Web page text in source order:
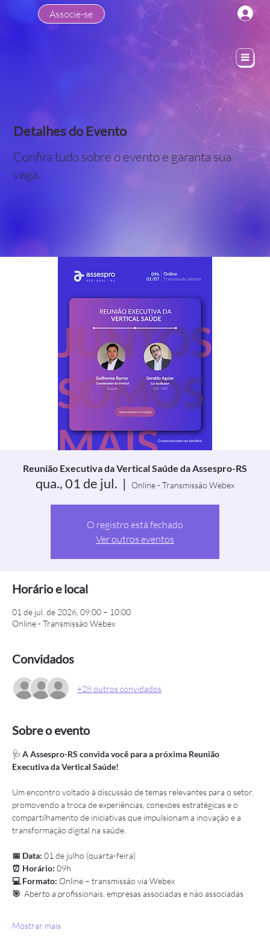
Associe-se
Detalhes do Evento
Confira tudo sobre o evento e garanta sua
vaga.
Reunião Executiva da Vertical Saúde da Assespro-RS
qua., 01 de jul.
  |
Online - Transmissão Webex
O registro está fechado
Ver outros eventos
Horário e local
01 de jul. de 2026, 09:00 – 10:00
Online - Transmissão Webex
Convidados
+28 outros convidados
Sobre o evento
🩺 A Assespro-RS convida você para a próxima Reunião
Executiva da Vertical Saúde!
Um encontro voltado à discussão de temas relevantes para o setor,
promovendo a troca de experiências, conexões estratégicas e o
compartilhamento de iniciativas que impulsionam a inovação e a
transformação digital na saúde.
📅 Data: 01 de julho (quarta-feira)
⏰ Horário: 09h
💻 Formato: Online – transmissão via Webex
🎯 Aberto a profissionais, empresas associadas e não associadas
Mostrar mais